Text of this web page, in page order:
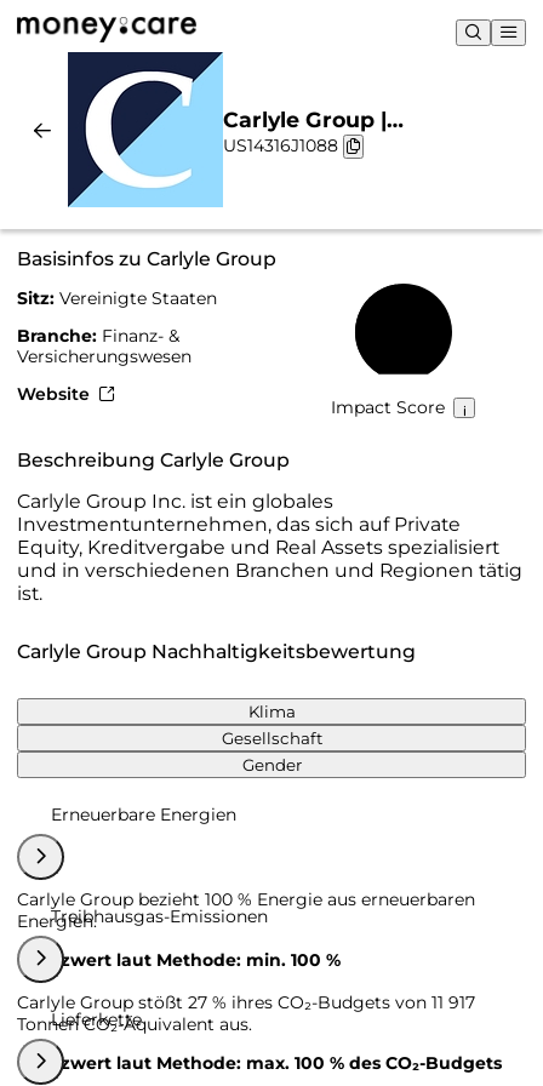
Carlyle Group |
Nachhaltigkeit & Chart
US14316J1088
Basisinfos zu Carlyle Group
Sitz: Vereinigte Staaten
Branche: Finanz- &
Versicherungswesen
Website
Impact Score
Beschreibung Carlyle Group
Carlyle Group Inc. ist ein globales
Investmentunternehmen, das sich auf Private
Equity, Kreditvergabe und Real Assets spezialisiert
und in verschiedenen Branchen und Regionen tätig
ist.
Carlyle Group Nachhaltigkeitsbewertung
Klima
Gesellschaft
Gender
Erneuerbare Energien
Carlyle Group bezieht 100 % Energie aus erneuerbaren
Energien.
Grenzwert laut Methode: min. 100 %
Treibhausgas-Emissionen
Carlyle Group stößt 27 % ihres CO₂-Budgets von 11 917
Tonnen CO₂-Äquivalent aus.
Grenzwert laut Methode: max. 100 % des CO₂-Budgets
Lieferkette